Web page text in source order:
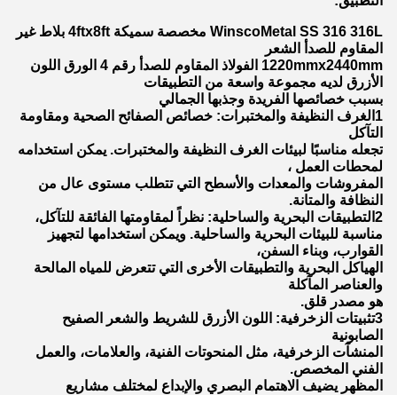
WinscoMetal SS 316 316L مخصصة سميكة 4ftx8ft بلاط غير
المقاوم للصدأ الشعر
1220mmx2440mm الفولاذ المقاوم للصدأ رقم 4 الورق اللون
الأزرق لديه مجموعة واسعة من التطبيقات
بسبب خصائصها الفريدة وجذبها الجمالي
1الغرف النظيفة والمختبرات: خصائص الصفائح الصحية ومقاومة
التآكل
تجعله مناسبًا لبيئات الغرف النظيفة والمختبرات. يمكن استخدامه
لمحطات العمل ،
المفروشات والمعدات والأسطح التي تتطلب مستوى عال من
النظافة والمتانة.
2التطبيقات البحرية والساحلية: نظراً لمقاومتها الفائقة للتآكل،
مناسبة للبيئات البحرية والساحلية. ويمكن استخدامها لتجهيز
القوارب، وبناء السفن،
الهياكل البحرية والتطبيقات الأخرى التي تتعرض للمياه المالحة
والعناصر المآكلة
هو مصدر قلق.
3تثبيتات الزخرفية: اللون الأزرق للشريط والشعر الصفيح
الصابونية
المنشآت الزخرفية، مثل المنحوتات الفنية، والعلامات، والعمل
الفني المخصص.
المظهر يضيف الاهتمام البصري والإبداع لمختلف مشاريع